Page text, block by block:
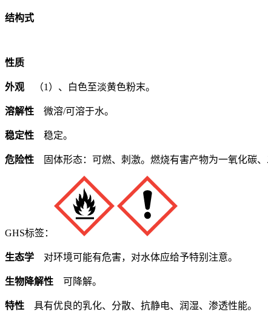
结构式
性质
外观 （1）、白色至淡黄色粉末。
溶解性 微溶/可溶于水。
稳定性 稳定。
危险性 固体形态：可燃、刺激。燃烧有害产物为一氧化碳
GHS标签：
生态学 对环境可能有危害，对水体应给予特别注意。
生物降解性 可降解。
特性 具有优良的乳化、分散、抗静电、润湿、渗透性能。